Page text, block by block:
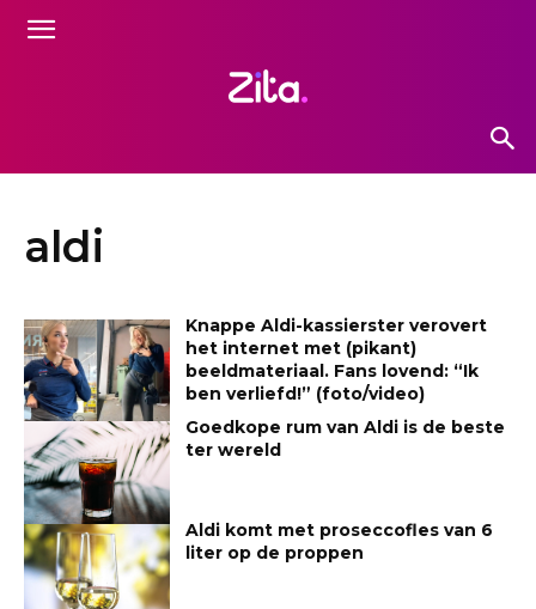
aldi
Knappe Aldi-kassierster verovert
het internet met (pikant)
beeldmateriaal. Fans lovend: “Ik
ben verliefd!” (foto/video)
Goedkope rum van Aldi is de beste
ter wereld
Aldi komt met proseccofles van 6
liter op de proppen